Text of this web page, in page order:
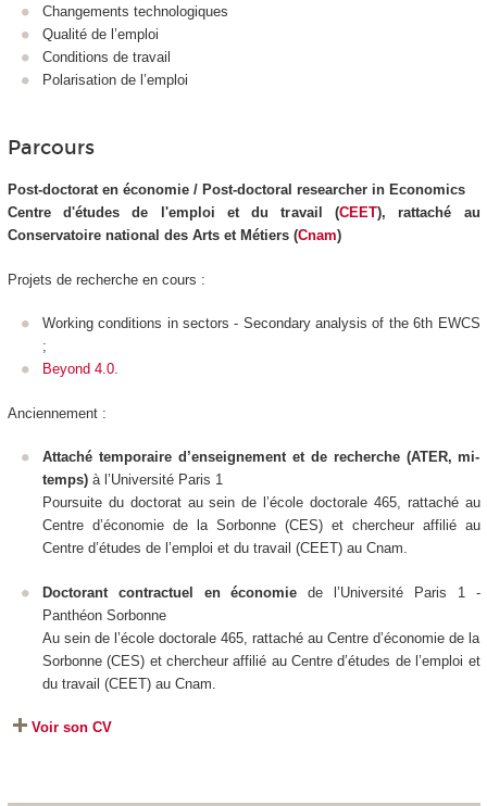
Changements technologiques
Qualité de l’emploi
Conditions de travail
Polarisation de l’emploi
Parcours
Post-doctorat en économie / Post-doctoral researcher in Economics
Centre d'études de l'emploi et du travail (CEET), rattaché au
Conservatoire national des Arts et Métiers (Cnam)
Projets de recherche en cours :
Working conditions in sectors - Secondary analysis of the 6th EWCS
;
Beyond 4.0.
Anciennement :
Attaché temporaire d’enseignement et de recherche (ATER, mi-
temps) à l’Université Paris 1
Poursuite du doctorat au sein de l’école doctorale 465, rattaché au
Centre d’économie de la Sorbonne (CES) et chercheur affilié au
Centre d’études de l’emploi et du travail (CEET) au Cnam.
Doctorant contractuel en économiede l’Université Paris 1 -
Panthéon Sorbonne
Au sein de l’école doctorale 465, rattaché au Centre d’économie de la
Sorbonne (CES) et chercheur affilié au Centre d’études de l’emploi et
du travail (CEET) au Cnam.
Voir son CV